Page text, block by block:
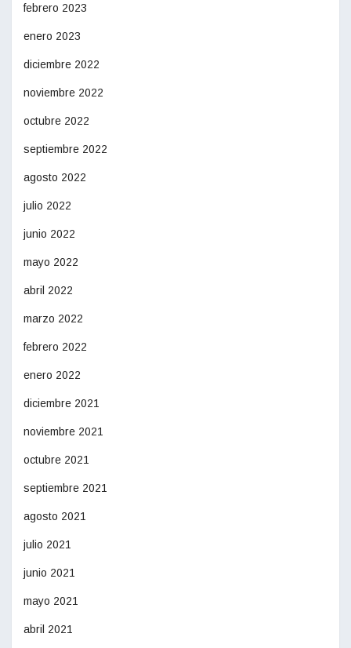
febrero 2023
enero 2023
diciembre 2022
noviembre 2022
octubre 2022
septiembre 2022
agosto 2022
julio 2022
junio 2022
mayo 2022
abril 2022
marzo 2022
febrero 2022
enero 2022
diciembre 2021
noviembre 2021
octubre 2021
septiembre 2021
agosto 2021
julio 2021
junio 2021
mayo 2021
abril 2021